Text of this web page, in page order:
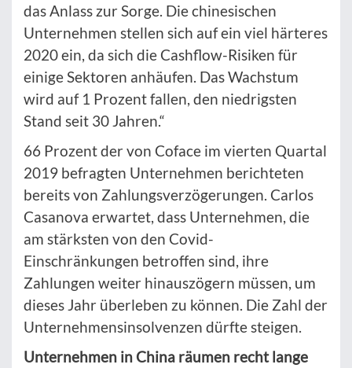
das Anlass zur Sorge. Die chinesischen
Unternehmen stellen sich auf ein viel härteres
2020 ein, da sich die Cashflow-Risiken für
einige Sektoren anhäufen. Das Wachstum
wird auf 1 Prozent fallen, den niedrigsten
Stand seit 30 Jahren.“
66 Prozent der von Coface im vierten Quartal
2019 befragten Unternehmen berichteten
bereits von Zahlungsverzögerungen. Carlos
Casanova erwartet, dass Unternehmen, die
am stärksten von den Covid-
Einschränkungen betroffen sind, ihre
Zahlungen weiter hinauszögern müssen, um
dieses Jahr überleben zu können. Die Zahl der
Unternehmensinsolvenzen dürfte steigen.
Unternehmen in China räumen recht lange